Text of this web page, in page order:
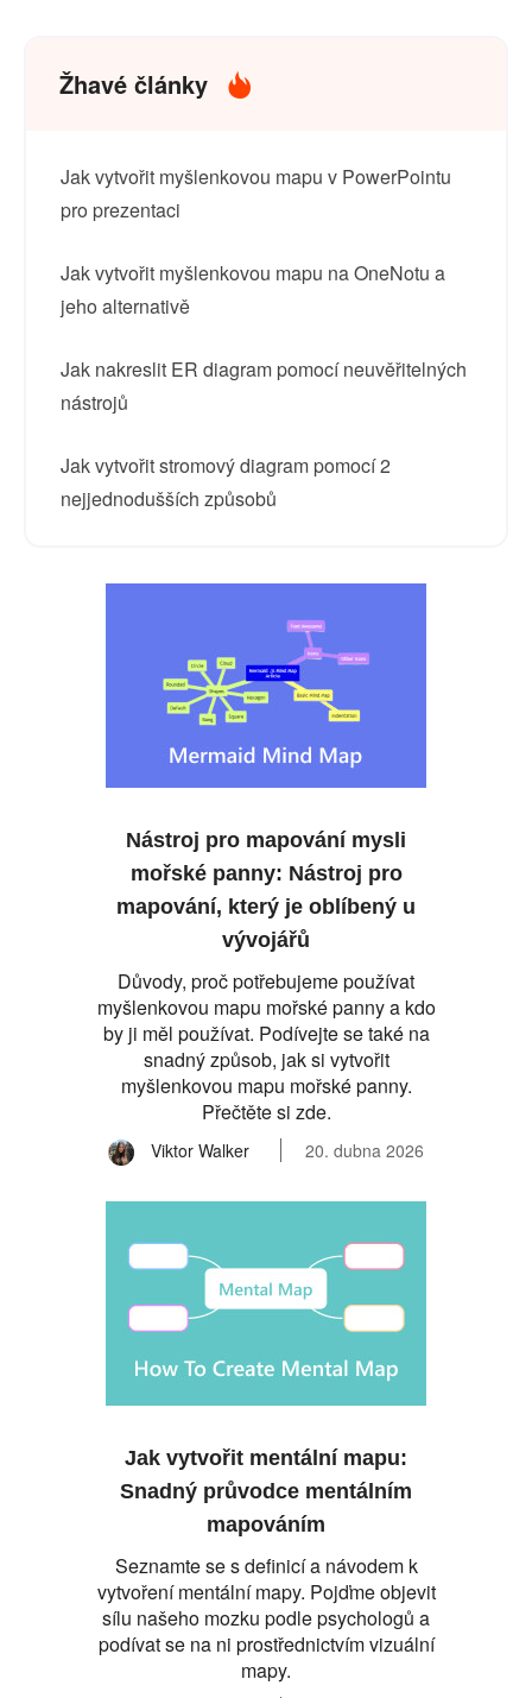
Žhavé články
Jak vytvořit myšlenkovou mapu v PowerPointu
pro prezentaci
Jak vytvořit myšlenkovou mapu na OneNotu a
jeho alternativě
Jak nakreslit ER diagram pomocí neuvěřitelných
nástrojů
Jak vytvořit stromový diagram pomocí 2
nejjednodušších způsobů
Nástroj pro mapování mysli
mořské panny: Nástroj pro
mapování, který je oblíbený u
vývojářů
Důvody, proč potřebujeme používat
myšlenkovou mapu mořské panny a kdo
by ji měl používat. Podívejte se také na
snadný způsob, jak si vytvořit
myšlenkovou mapu mořské panny.
Přečtěte si zde.
Viktor Walker 20. dubna 2026
Jak vytvořit mentální mapu:
Snadný průvodce mentálním
mapováním
Seznamte se s definicí a návodem k
vytvoření mentální mapy. Pojďme objevit
sílu našeho mozku podle psychologů a
podívat se na ni prostřednictvím vizuální
mapy.